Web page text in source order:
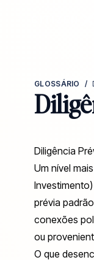
Ir para a
GLOSSÁRIO /
Diligência
Um nível
prévia
conexões
ou
O que